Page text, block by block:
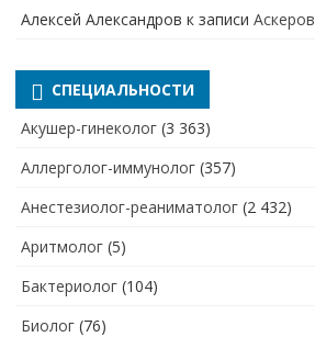
Алексей Александров к записи
СПЕЦИАЛЬНОСТИ
Акушер-гинеколог (3 363)
Аллерголог-иммунолог (357)
Анестезиолог-реаниматолог (2 432)
Аритмолог (5)
Бактериолог (104)
Биолог (76)